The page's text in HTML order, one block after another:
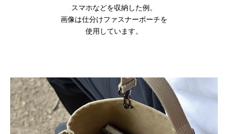
スマホなどを収納した例。
画像は仕分けファスナーポーチを
使用しています。